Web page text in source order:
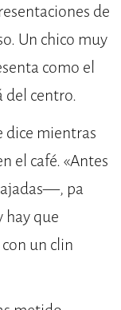
de
Un chico muy
como el
del centro.
dice mientras
el café. «Antes
pa
hay que
un clin